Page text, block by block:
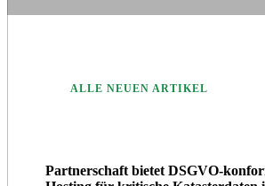
ALLE NEUEN ARTIKEL
Partnerschaft bietet DSGVO-